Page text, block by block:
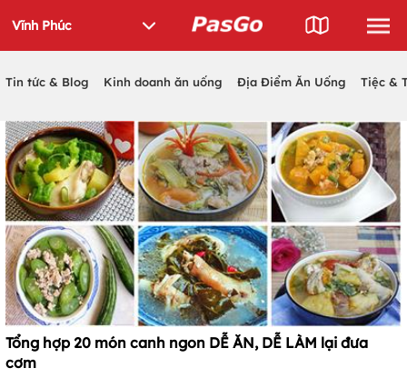
Tin tức & Blog Kinh doanh ăn uống Địa Điểm Ăn Uống Tiệc &
Tổng hợp 20 món canh ngon DỄ ĂN, DỄ LÀM lại đưa
cơm